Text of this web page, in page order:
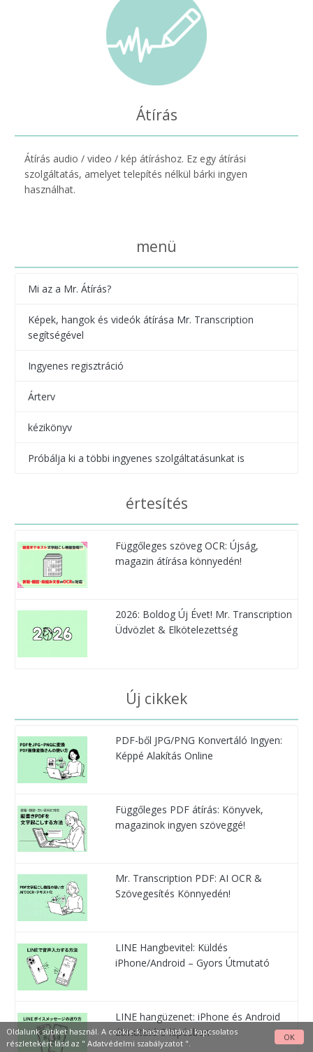
Átírás
Átírás audio / video / kép átíráshoz. Ez egy átírási
szolgáltatás, amelyet telepítés nélkül bárki ingyen
használhat.
menü
Mi az a Mr. Átírás?
Képek, hangok és videók átírása Mr. Transcription
segítségével
Ingyenes regisztráció
Árterv
kézikönyv
Próbálja ki a többi ingyenes szolgáltatásunkat is
értesítés
Függőleges szöveg OCR: Újság,
magazin átírása könnyedén!
2026: Boldog Új Évet! Mr. Transcription
Üdvözlet & Elkötelezettség
Új cikkek
PDF-ből JPG/PNG Konvertáló Ingyen:
Képpé Alakítás Online
Függőleges PDF átírás: Könyvek,
magazinok ingyen szöveggé!
Mr. Transcription PDF: AI OCR &
Szövegesítés Könnyedén!
LINE Hangbevitel: Küldés
iPhone/Android – Gyors Útmutató
LINE hangüzenet: iPhone és Android
útmutató 3 lépésben
Oldalunk sütiket használ. A cookie-k használatával kapcsolatos
részletekért lásd az " Adatvédelmi szabályzatot".
OK